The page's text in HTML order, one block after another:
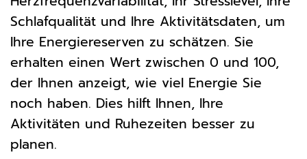
Schlafqualität und Ihre Aktivitätsdaten, um
Ihre Energiereserven zu schätzen. Sie
erhalten einen Wert zwischen 0 und 100,
der Ihnen anzeigt, wie viel Energie Sie
noch haben. Dies hilft Ihnen, Ihre
Aktivitäten und Ruhezeiten besser zu
planen.